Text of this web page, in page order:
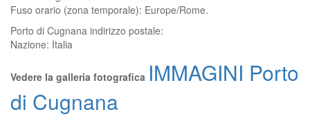
Fuso orario (zona temporale): Europe/Rome.
Porto di Cugnana indirizzo postale:
Nazione: Italia
Vedere la galleria fotografica IMMAGINI Porto
di Cugnana